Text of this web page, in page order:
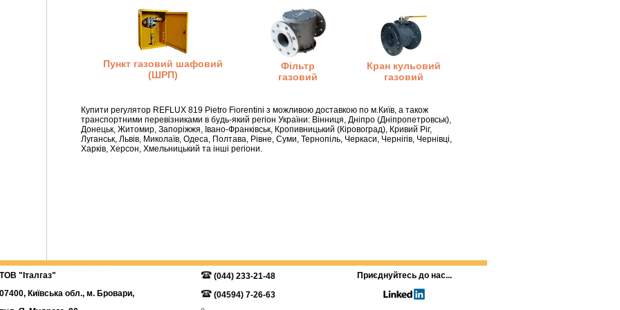
Пункт газовий шафовий
(ШРП)
Фільтр
газовий
Кран кульовий
газовий
Купити регулятор REFLUX 819 Pietro Fiorentini з можливою доставкою по м.Київ, а також
транспортними перевізниками в будь-який регіон України: Вінниця, Дніпро (Дніпропетровськ),
Донецьк, Житомир, Запоріжжя, Івано-Франківськ, Кропивницький (Кіровоград), Кривий Ріг,
Луганськ, Львів, Миколаїв, Одеса, Полтава, Рівне, Суми, Тернопіль, Черкаси, Чернігів, Чернівці,
Харків, Херсон, Хмельницький та інші регіони.
"Італгаз"
07400, Київська обл., м. Бровари,
(044) 233-21-48
(04594) 7-26-63
Приєднуйтесь до нас...